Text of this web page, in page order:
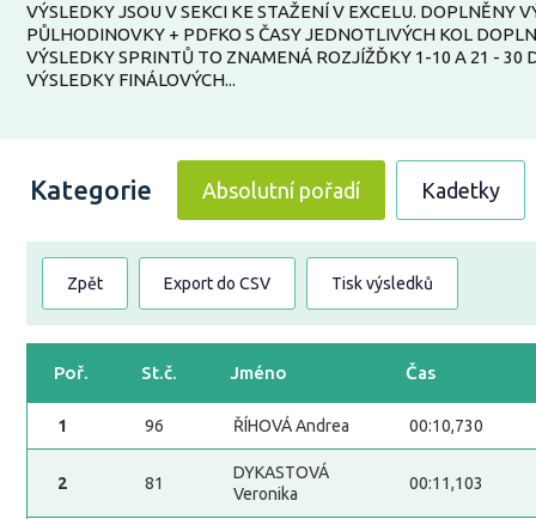
VÝSLEDKY JSOU V SEKCI KE STAŽENÍ V EXCELU. DOPLNĚNY
PŮLHODINOVKY + PDFKO S ČASY JEDNOTLIVÝCH KOL
VÝSLEDKY SPRINTŮ TO ZNAMENÁ ROZJÍŽĎKY 1-10 A 21 - 30
VÝSLEDKY FINÁLOVÝCH...
Kategorie Absolutní pořadí Kadetky
Zpět Export do CSV Tisk výsledků
Poř. St.č. Jméno Čas
1 96 ŘÍHOVÁ Andrea 00:10,730
2 81
DYKASTOVÁ
Veronika
00:11,103